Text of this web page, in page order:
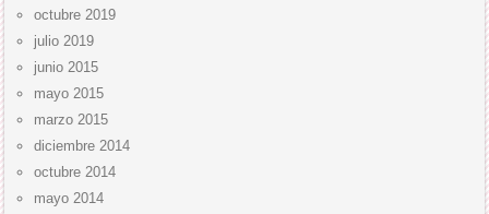
octubre 2019
julio 2019
junio 2015
mayo 2015
marzo 2015
diciembre 2014
octubre 2014
mayo 2014